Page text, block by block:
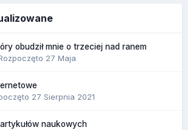
obudził mnie o trzeciej nad ranem
27 Maja
27 Sierpnia 2021
naukowych